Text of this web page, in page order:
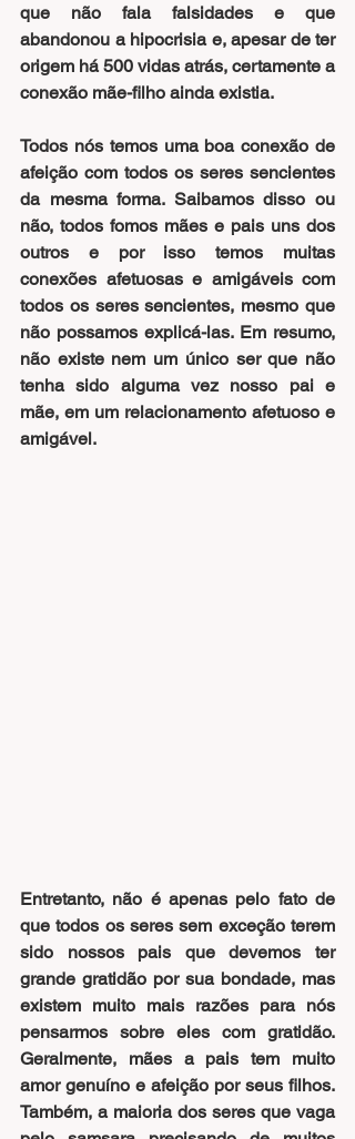
que não fala falsidades e que
abandonou a hipocrisia e, apesar de ter
origem há 500 vidas atrás, certamente a
conexão mãe-filho ainda existia.
Todos nós temos uma boa conexão de
afeição com todos os seres sencientes
da mesma forma. Saibamos disso ou
não, todos fomos mães e pais uns dos
outros e por isso temos muitas
conexões afetuosas e amigáveis com
todos os seres sencientes, mesmo que
não possamos explicá-las. Em resumo,
não existe nem um único ser que não
tenha sido alguma vez nosso pai e
mãe, em um relacionamento afetuoso e
amigável.
Entretanto, não é apenas pelo fato de
que todos os seres sem exceção terem
sido nossos pais que devemos ter
grande gratidão por sua bondade, mas
existem muito mais razões para nós
pensarmos sobre eles com gratidão.
Geralmente, mães a pais tem muito
amor genuíno e afeição por seus filhos.
Também, a maioria dos seres que vaga